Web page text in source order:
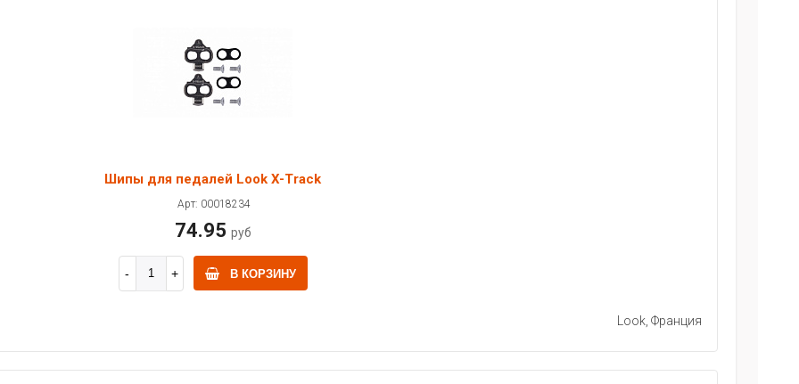
Шипы для педалей Look X-Track
Арт: 00018234
74.95 руб
В КОРЗИНУ
Look, Франция